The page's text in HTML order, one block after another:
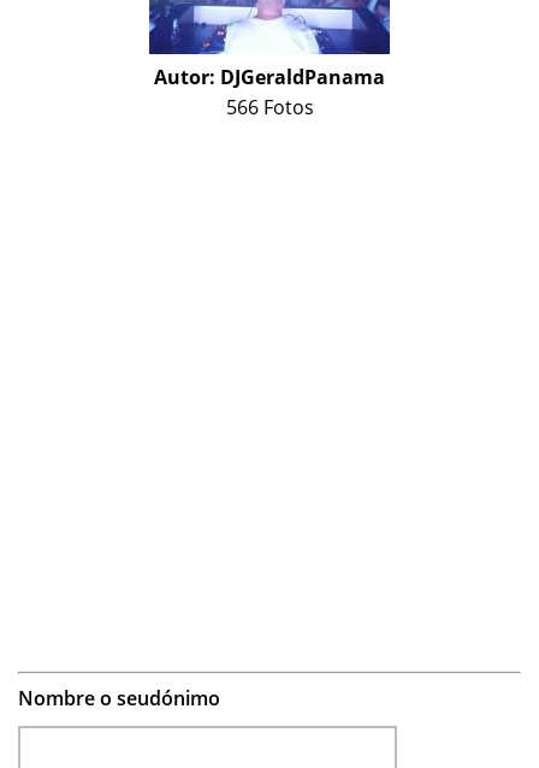
Autor: DJGeraldPanama
566 Fotos
Nombre o seudónimo